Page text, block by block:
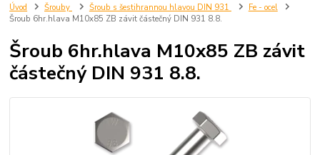
Úvod Šrouby Šroub s šestihrannou hlavou DIN 931
Fe - ocel
Šroub 6hr.hlava M10x85 ZB závit částečný DIN 931 8.8.
Šroub 6hr.hlava M10x85 ZB závit
částečný DIN 931 8.8.